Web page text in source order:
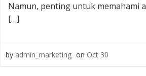
Namun, penting untuk memahami
[…]
by admin_marketing on Oct 30